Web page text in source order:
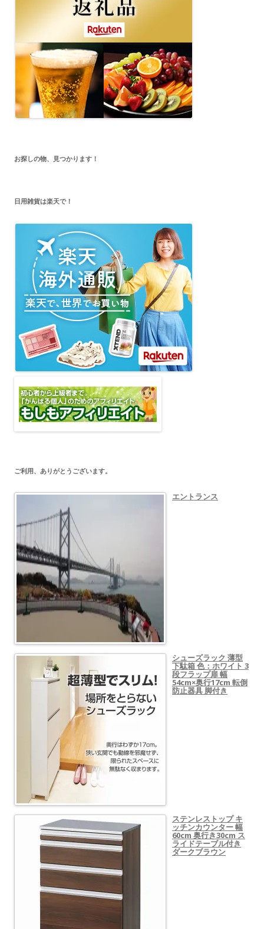
お探しの物、見つかります！
日用雑貨は楽天で！
ご利用、ありがとうございます。
エントランス
シューズラック 薄型
下駄箱 色：ホワイト 3
段フラップ扉 幅
54cm×奥行17cm 転倒
防止器具 脚付き
ステンレストップ キ
ッチンカウンター 幅
60cm 奥行き30cm ス
ライドテーブル付き
ダークブラウン